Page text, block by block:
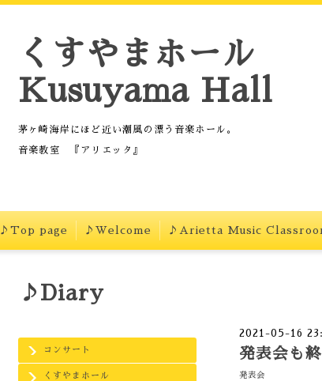
くすやまホール
Kusuyama Hall
茅ヶ崎海岸にほど近い潮風の漂う音楽ホール。
音楽教室 『アリエッタ』
♪Top page ♪Welcome ♪Arietta Music
コンサート
くすやまホール
♪Diary
2021-05-16
発表会も
発表会